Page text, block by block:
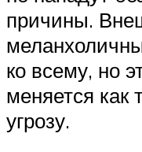
причины.
ко всему, но
меняется как
угрозу.